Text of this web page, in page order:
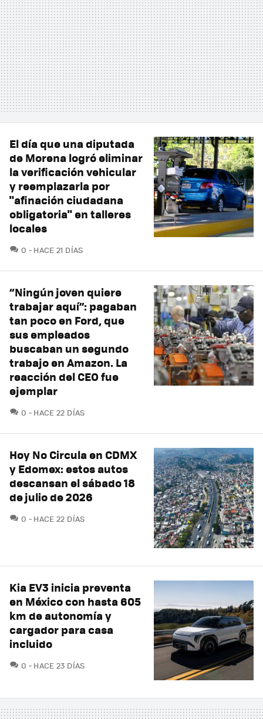
El día que una diputada
de Morena logró eliminar
la verificación vehicular
y reemplazarla por
"afinación ciudadana
obligatoria" en talleres
locales
0 COMENTARIOS
HACE 21 DÍAS
“Ningún joven quiere
trabajar aquí”: pagaban
tan poco en Ford, que
sus empleados
buscaban un segundo
trabajo en Amazon. La
reacción del CEO fue
ejemplar
0 COMENTARIOS
HACE 22 DÍAS
Hoy No Circula en CDMX
y Edomex: estos autos
descansan el sábado 18
de julio de 2026
0 COMENTARIOS
HACE 22 DÍAS
Kia EV3 inicia preventa
en México con hasta 605
km de autonomía y
cargador para casa
incluido
0 COMENTARIOS
HACE 23 DÍAS